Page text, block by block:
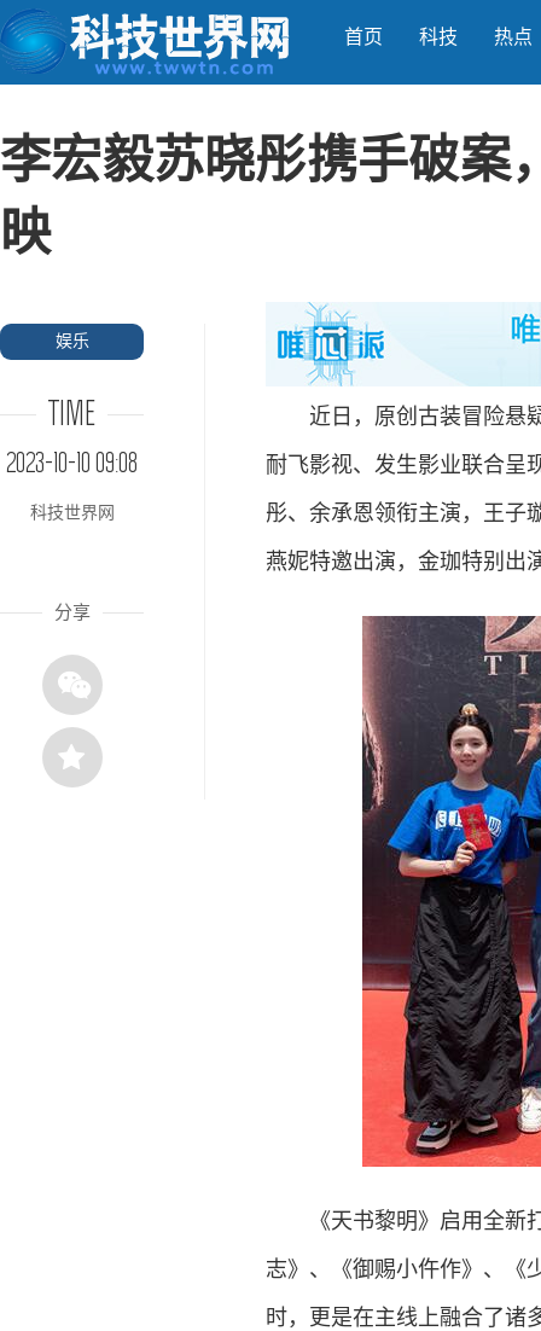
首页 科技 热点
李宏毅苏晓彤携手破案
映
娱乐
TIME
2023-10-10 09:08
科技世界网
分享
近日，原创古装冒险悬疑
耐飞影视、发生影业联合呈
彤、余承恩领衔主演，王子
燕妮特邀出演，金珈特别出
《天书黎明》启用全新打
志》、《御赐小仵作》、《
时，更是在主线上融合了诸